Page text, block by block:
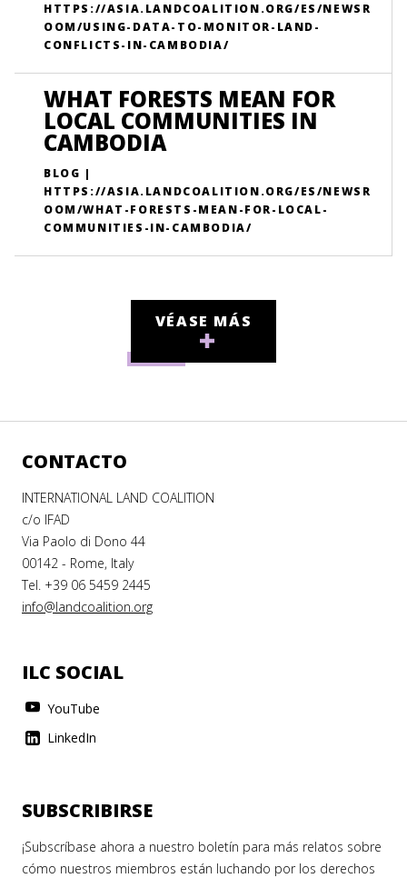
HTTPS://ASIA.LANDCOALITION.ORG/ES/NEWSR
OOM/USING-DATA-TO-MONITOR-LAND-
CONFLICTS-IN-CAMBODIA/
WHAT FORESTS MEAN FOR
LOCAL COMMUNITIES IN
CAMBODIA
BLOG |
HTTPS://ASIA.LANDCOALITION.ORG/ES/NEWSR
OOM/WHAT-FORESTS-MEAN-FOR-LOCAL-
COMMUNITIES-IN-CAMBODIA/
VÉASE MÁS
CONTACTO
INTERNATIONAL LAND COALITION
c/o IFAD
Via Paolo di Dono 44
00142 - Rome, Italy
Tel. +39 06 5459 2445
info@landcoalition.org
ILC SOCIAL
YouTube
LinkedIn
SUBSCRIBIRSE
¡Subscríbase ahora a nuestro boletín para más relatos sobre
cómo nuestros miembros están luchando por los derechos